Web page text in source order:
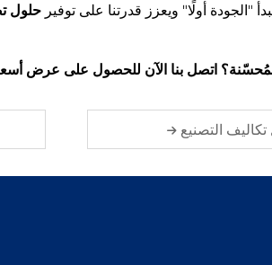
حلول
اتصل بنا الآن للحصول على عرض
التصنيع